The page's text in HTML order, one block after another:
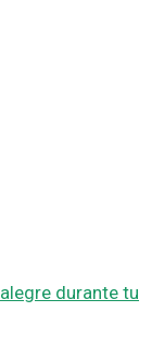
durante tu